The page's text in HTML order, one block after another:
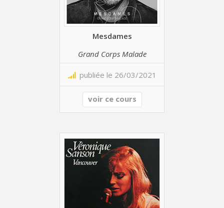
Mesdames
Grand Corps Malade
publiée le 26/03/2021
voir ce cours